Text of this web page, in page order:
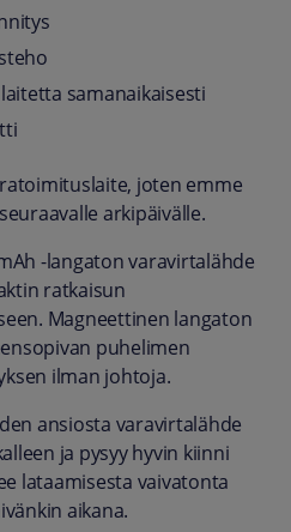
samanaikaisesti
joten emme
arkipäivälle.
-langaton varavirtalähde
ratkaisun
Magneettinen langaton
puhelimen
ilman johtoja.
ansiosta varavirtalähde
ja pysyy hyvin kiinni
lataamisesta vaivatonta
aikana.